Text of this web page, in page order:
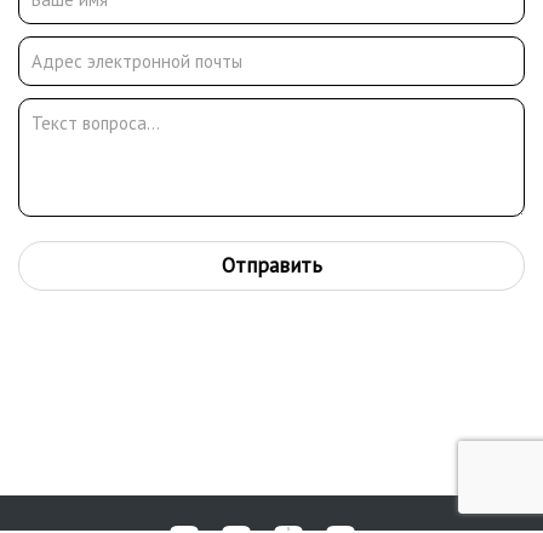
училища им. Ф. Сычкова, где преподавал живопись и
рисунок.Выставочная деятельность охватывает уровни
области, республики, союза ( Большая Волга, Ялгат и другие,
проводившиеся в Саранске и Кирове в разные года ),
международные мероприятия Польши и Швеции
(экспонировались граф. рисунки в 1957-м, удостоились
искусства им.Р.О.Эрьзи, в частных коллекциях.
Отправить